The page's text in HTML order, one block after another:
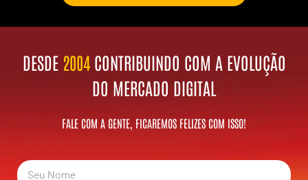
DESDE 2004CONTRIBUINDO COM A EVOLUÇÃO
DO MERCADO DIGITAL
FALE COM A GENTE, FICAREMOS FELIZES COM ISSO!